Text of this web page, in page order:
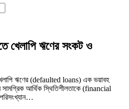
খেলাপি ঋণের সংকট ও
খেলাপি ঋণের (defaulted loans) এক ভয়াবহ
সামগ্রিক আর্থিক স্থিতিশীলতাকে (financial